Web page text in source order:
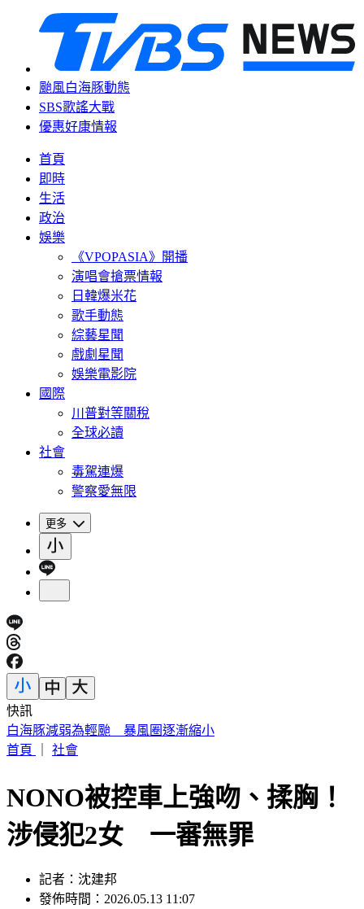
颱風白海豚動態
SBS歌謠大戰
優惠好康情報
首頁
即時
生活
政治
娛樂
《VPOPASIA》開播
演唱會搶票情報
日韓爆米花
歌手動態
綜藝星聞
戲劇星聞
娛樂電影院
國際
川普對等關稅
全球必讀
社會
毒駕連爆
警察愛無限
更多
快訊
駐歐外交官爆霸凌、徐佳青狂出國 他轟：政府官員風紀徹底
棄守
NONO被控車上強吻、揉胸！
涉侵犯2女 一審無罪
記者：沈建邦